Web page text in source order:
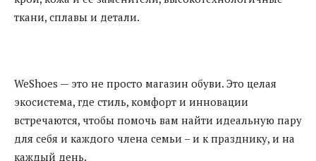
ткани, сплавы и детали.
WeShoes — это не просто магазин обуви. Это целая
экосистема, где стиль, комфорт и инновации
встречаются, чтобы помочь вам найти идеальную пару
для себя и каждого члена семьи – и к празднику, и на
каждый день.